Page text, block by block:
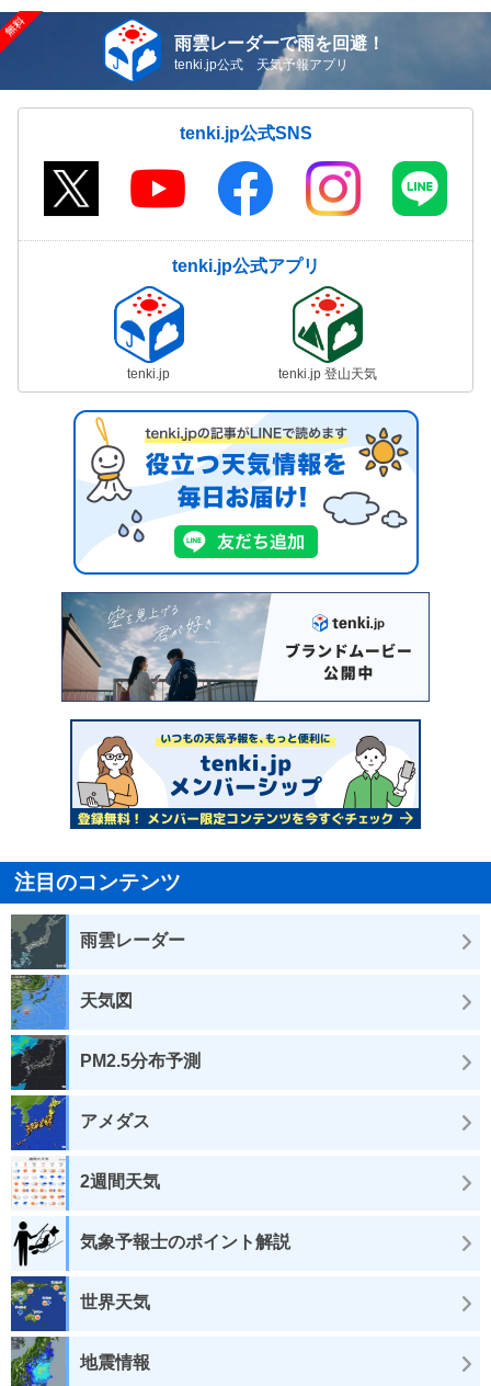
雨雲レーダーで雨を回避！
tenki.jp公式 天気予報アプリ
tenki.jp公式SNS
tenki.jp公式アプリ
tenki.jp tenki.jp 登山天気
注目のコンテンツ
雨雲レーダー
天気図
PM2.5分布予測
アメダス
2週間天気
気象予報士のポイント解説
世界天気
地震情報